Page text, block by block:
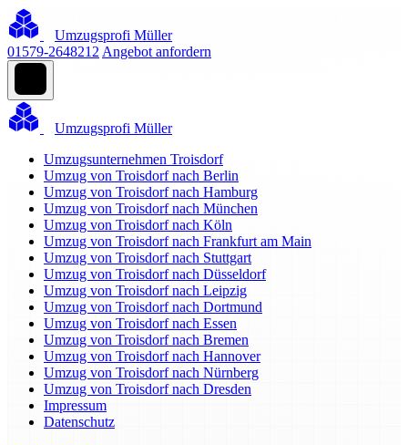
Umzugsprofi Müller
01579-2648212 Angebot anfordern
Umzugsprofi Müller
Umzugsunternehmen Troisdorf
Umzug von Troisdorf nach Berlin
Umzug von Troisdorf nach Hamburg
Umzug von Troisdorf nach München
Umzug von Troisdorf nach Köln
Umzug von Troisdorf nach Frankfurt am Main
Umzug von Troisdorf nach Stuttgart
Umzug von Troisdorf nach Düsseldorf
Umzug von Troisdorf nach Leipzig
Umzug von Troisdorf nach Dortmund
Umzug von Troisdorf nach Essen
Umzug von Troisdorf nach Bremen
Umzug von Troisdorf nach Hannover
Umzug von Troisdorf nach Nürnberg
Umzug von Troisdorf nach Dresden
Impressum
Datenschutz